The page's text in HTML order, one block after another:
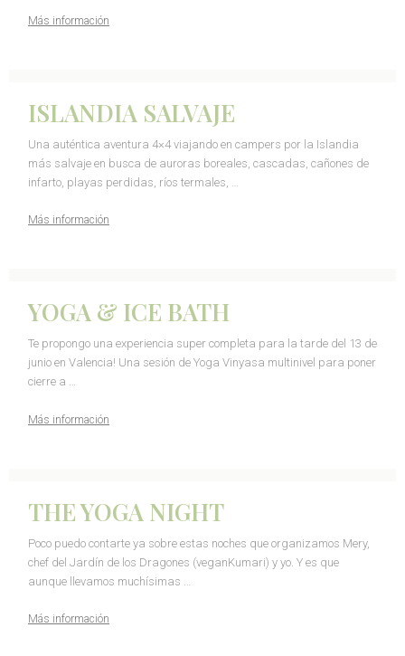
Más información
ISLANDIA SALVAJE
Una auténtica aventura 4×4 viajando en campers por la Islandia
más salvaje en busca de auroras boreales, cascadas, cañones de
infarto, playas perdidas, ríos termales, …
Más información
YOGA & ICE BATH
Te propongo una experiencia super completa para la tarde del 13 de
junio en Valencia! Una sesión de Yoga Vinyasa multinivel para poner
cierre a …
Más información
THE YOGA NIGHT
Poco puedo contarte ya sobre estas noches que organizamos Mery,
chef del Jardín de los Dragones (veganKumari) y yo. Y es que
aunque llevamos muchísimas …
Más información